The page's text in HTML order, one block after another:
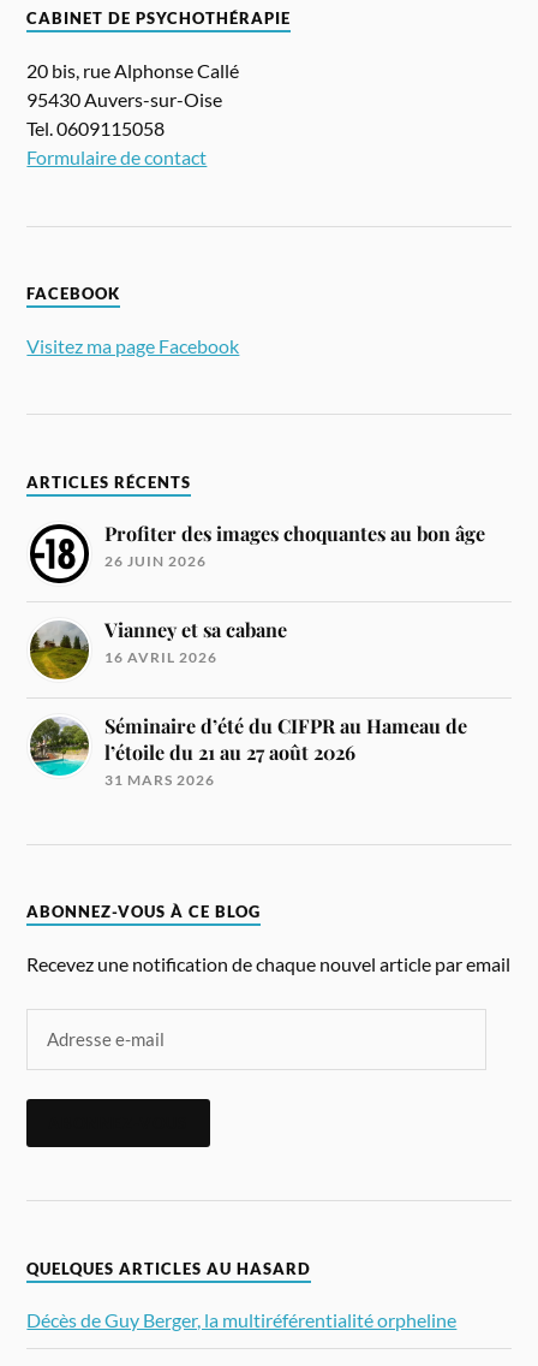
CABINET DE PSYCHOTHÉRAPIE
20 bis, rue Alphonse Callé
95430 Auvers-sur-Oise
Tel. 0609115058
Formulaire de contact
FACEBOOK
Visitez ma page Facebook
ARTICLES RÉCENTS
Profiter des images choquantes au bon âge
26 JUIN 2026
Vianney et sa cabane
16 AVRIL 2026
Séminaire d’été du CIFPR au Hameau de
l’étoile du 21 au 27 août 2026
31 MARS 2026
ABONNEZ-VOUS À CE BLOG
Recevez une notification de chaque nouvel article par email
QUELQUES ARTICLES AU HASARD
Décès de Guy Berger, la multiréférentialité orpheline